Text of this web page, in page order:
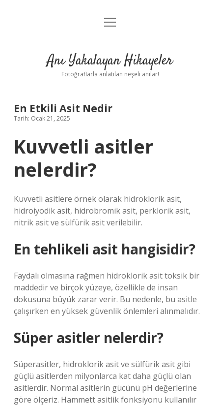
Anasayfa
Yasal Uyarı
menüyü
Anı Yakalayan Hikayeler
Fotoğraflarla anlatılan neşeli anılar!
En Etkili Asit Nedir
Tarih: Ocak 21, 2025
Kuvvetli asitler
nelerdir?
Kuvvetli asitlere örnek olarak hidroklorik asit,
hidroiyodik asit, hidrobromik asit, perklorik asit,
nitrik asit ve sülfürik asit verilebilir.
En tehlikeli asit hangisidir?
Faydalı olmasına rağmen hidroklorik asit toksik bir
maddedir ve birçok yüzeye, özellikle de insan
dokusuna büyük zarar verir. Bu nedenle, bu asitle
çalışırken en yüksek güvenlik önlemleri alınmalıdır.
Süper asitler nelerdir?
Süperasitler, hidroklorik asit ve sülfürik asit gibi
güçlü asitlerden milyonlarca kat daha güçlü olan
asitlerdir. Normal asitlerin gücünü pH değerlerine
göre ölçeriz. Hammett asitlik fonksiyonu kullanılır